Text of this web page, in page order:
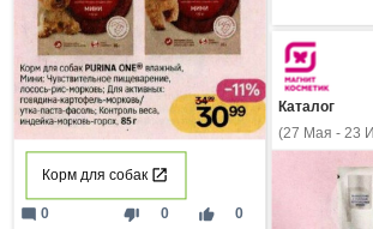
Корм для собак
thumb_down 0 thumb_up 0
mode_comment 0
Каталог
(27 Мая - 23